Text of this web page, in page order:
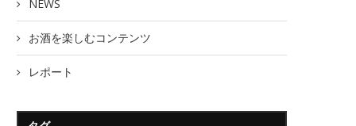
NEWS
お酒を楽しむコンテンツ
レポート